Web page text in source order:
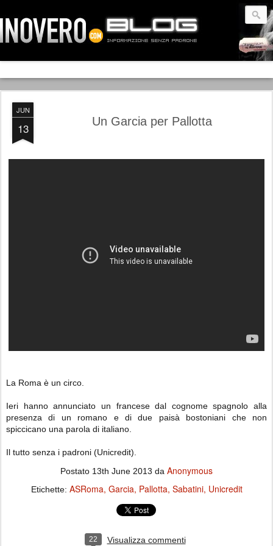
JUN
13 Un Garcia per Pallotta
La Roma è un circo.
Ieri hanno annunciato un francese dal cognome spagnolo alla
presenza di un romano e di due paisà bostoniani che non
spiccicano una parola di italiano.
Il tutto senza i padroni (Unicredit).
Postato 13th June 2013 da Anonymous
Etichette: ASRoma Garcia Pallotta Sabatini Unicredit
22 Visualizza commenti